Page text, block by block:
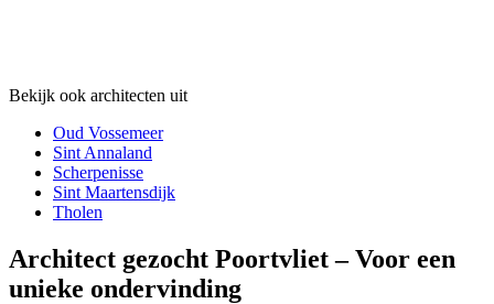
Bekijk ook architecten uit
Oud Vossemeer
Sint Annaland
Scherpenisse
Sint Maartensdijk
Tholen
Architect gezocht Poortvliet – Voor een
unieke ondervinding